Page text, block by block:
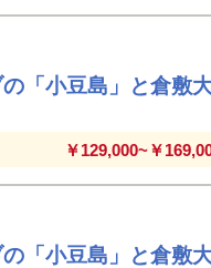
「小豆島」と倉敷
￥129,000~￥
「小豆島」と倉敷